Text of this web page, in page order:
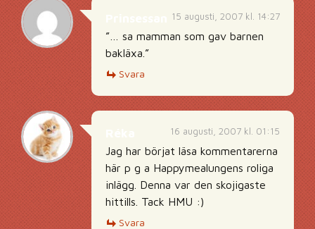
15 augusti, 2007 kl. 14:27
”… sa mamman som gav barnen
bakläxa.”
Svara
16 augusti, 2007 kl. 01:15
Jag har börjat läsa kommentarerna
här p g a Happymealungens roliga
inlägg. Denna var den skojigaste
hittills. Tack HMU :)
Svara